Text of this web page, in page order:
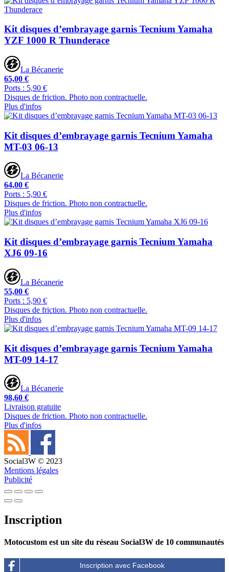
Kit disques d’embrayage garnis Tecnium Yamaha
YZF 1000 R Thunderace
La Bécanerie
65,00 €
Ports : 5,90 €
Disques de friction. Photo non contractuelle.
Plus d'infos
Kit disques d’embrayage garnis Tecnium Yamaha
MT-03 06-13
La Bécanerie
64,00 €
Ports : 5,90 €
Disques de friction. Photo non contractuelle.
Plus d'infos
Kit disques d’embrayage garnis Tecnium Yamaha
XJ6 09-16
La Bécanerie
55,00 €
Ports : 5,90 €
Disques de friction. Photo non contractuelle.
Plus d'infos
Kit disques d’embrayage garnis Tecnium Yamaha
MT-09 14-17
La Bécanerie
98,60 €
Livraison gratuite
Disques de friction. Photo non contractuelle.
Plus d'infos
Social3W © 2023
Mentions légales
Publicité
Inscription
Motocustom est un site du réseau Social3W de 10 communautés